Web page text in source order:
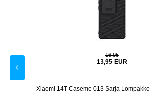
16,95
13,95 EUR
Xiaomi 14T Caseme 013 Sarja